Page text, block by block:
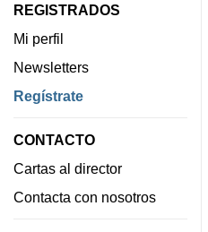
REGISTRADOS
Mi perfil
Newsletters
Regístrate
CONTACTO
Cartas al director
Contacta con nosotros